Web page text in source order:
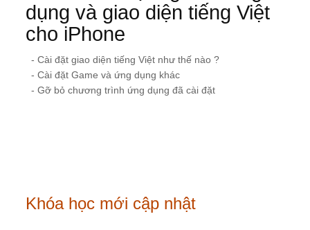
dụng và giao diện tiếng Việt
cho iPhone
- Cài đặt giao diện tiếng Việt như thế nào ?
- Cài đặt Game và ứng dụng khác
- Gỡ bỏ chương trình ứng dụng đã cài đặt
Khóa học mới cập nhật